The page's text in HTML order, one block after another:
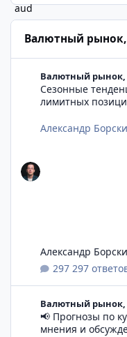
aud
Валютный
Валютный рынок,
Сезонные
лимитных
Александр
297
Александр
Валютный рынок,
📢 Прогнозы по
мнения и